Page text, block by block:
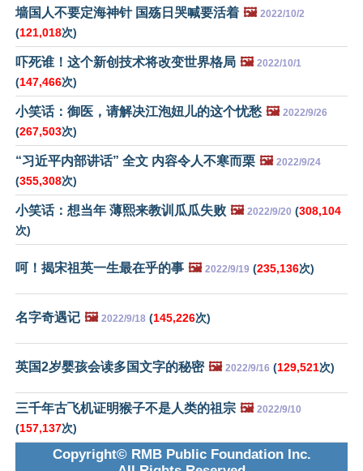
墙国人不要定海神针 国殇日哭喊要活着 🖼️ 2022/10/2
(121,018次)
吓死谁！这个新创技术将改变世界格局 🖼️ 2022/10/1
(147,466次)
小笑话：御医，请解决江泡妞儿的这个忧愁 🖼️ 2022/9/26
(267,503次)
“习近平内部讲话” 全文 内容令人不寒而栗 🖼️ 2022/9/24
(355,308次)
小笑话：想当年 薄熙来教训瓜瓜失败 🖼️ 2022/9/20 (308,104
次)
呵！揭宋祖英一生最在乎的事 🖼️ 2022/9/19 (235,136次)
名字奇遇记 🖼️ 2022/9/18 (145,226次)
英国2岁婴孩会读多国文字的秘密 🖼️ 2022/9/16 (129,521次)
三千年古飞机证明猴子不是人类的祖宗 🖼️ 2022/9/10
(157,137次)
Copyright© RMB Public Foundation Inc.